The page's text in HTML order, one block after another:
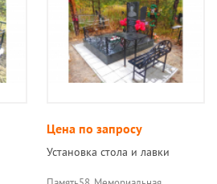
Цена по запросу
Установка стола и лавки